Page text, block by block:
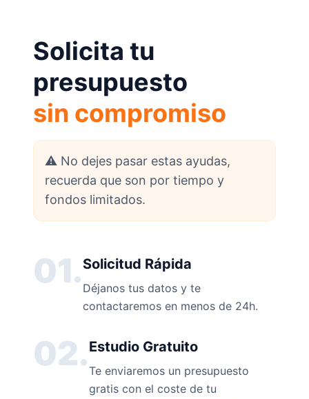
Solicita tu
presupuesto
sin compromiso
⚠️ No dejes pasar estas ayudas,
recuerda que son por tiempo y
fondos limitados.
01.Solicitud Rápida
Déjanos tus datos y te
contactaremos en menos de 24h.
02.Estudio Gratuito
Te enviaremos un presupuesto
gratis con el coste de tu